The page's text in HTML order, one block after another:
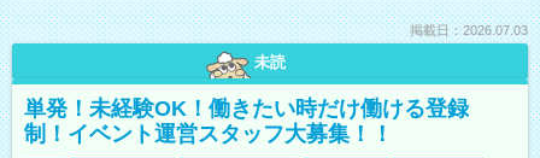
掲載日：2026.07.03
未読
単発！未経験OK！働きたい時だけ働ける登録
制！イベント運営スタッフ大募集！！